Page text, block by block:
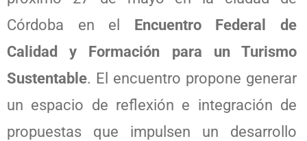
Córdoba en el Encuentro Federal de
Calidad y Formación para un Turismo
Sustentable. El encuentro propone generar
un espacio de reflexión e integración de
propuestas que impulsen un desarrollo